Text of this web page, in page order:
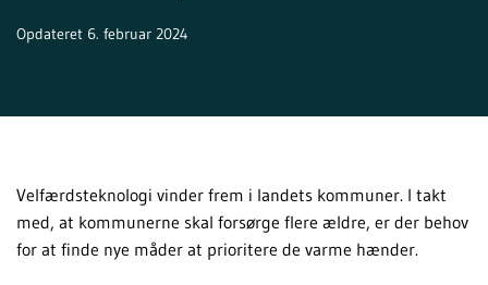
Opdateret 6. februar 2024
Velfærdsteknologi vinder frem i landets kommuner. I takt
med, at kommunerne skal forsørge flere ældre, er der behov
for at finde nye måder at prioritere de varme hænder.